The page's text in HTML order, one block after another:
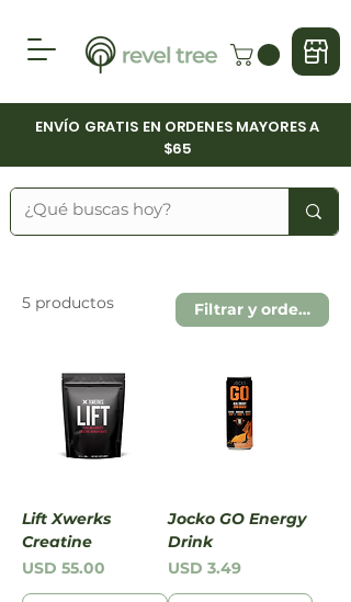
ENVÍO GRATIS EN ORDENES MAYORES A
$65
5 productos Filtrar y ordenar
Lift Xwerks
Creatine
Precio
USD 55.00
Jocko GO Energy
Drink
Precio
USD 3.49